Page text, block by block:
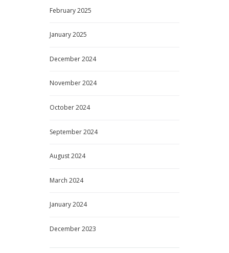
February2025
January2025
December2024
November2024
October2024
September2024
August2024
March 2024
January2024
December2023